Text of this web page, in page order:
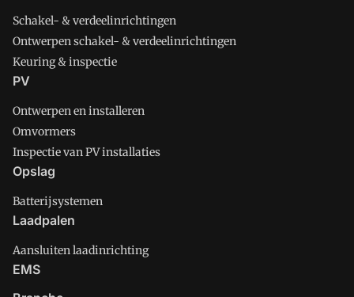
Schakel- & verdeelinrichtingen
Ontwerpen schakel- & verdeelinrichtingen
Keuring & inspectie
PV
Ontwerpen en installeren
Omvormers
Inspectie van PV installaties
Opslag
Batterijsystemen
Laadpalen
Aansluiten laadinrichting
EMS